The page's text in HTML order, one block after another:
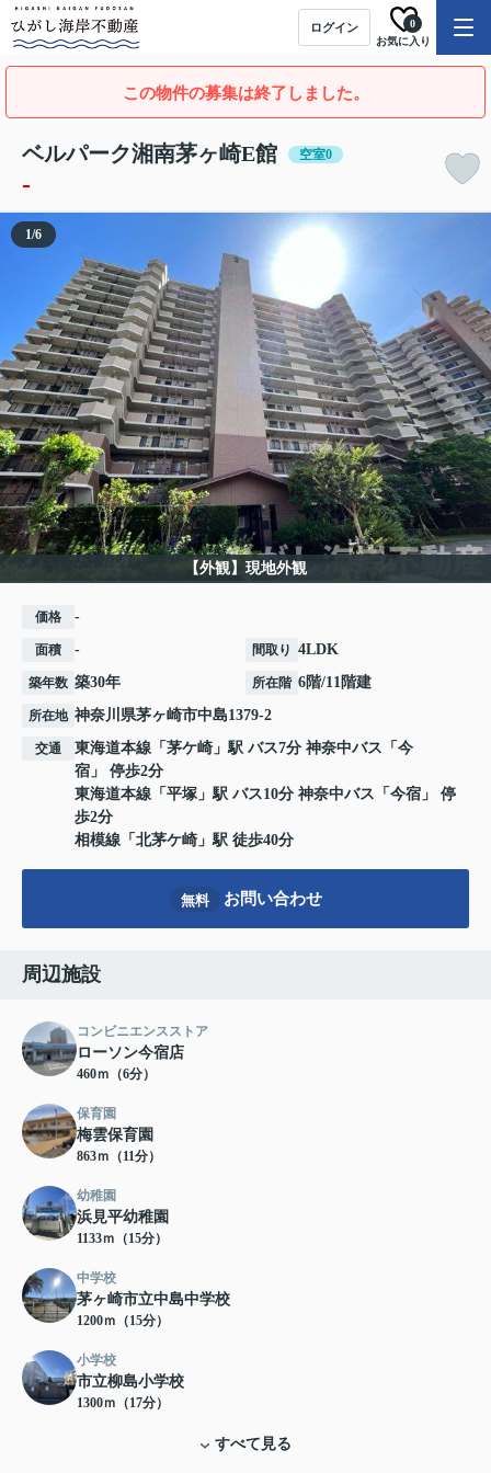
ログイン
お気に入り
0
この物件の募集は終了しました。
ベルパーク湘南茅ヶ崎E館 空室0
-
【外観】現地外観
1/6
価格 -
面積 - 間取り 4LDK
築年数 築30年 所在階 6階/11階建
所在地 神奈川県茅ヶ崎市中島1379-2
交通 東海道本線 「 茅ケ崎 」駅 バス7分 神奈中バス「今
宿」 停歩2分
東海道本線 「 平塚 」駅 バス10分 神奈中バス「今宿」 停
歩2分
相模線 「 北茅ケ崎 」駅 徒歩40分
無料 お問い合わせ
周辺施設
コンビニエンスストア
ローソン今宿店
460ｍ（6分）
保育園
梅雲保育園
863ｍ（11分）
幼稚園
浜見平幼稚園
1133ｍ（15分）
中学校
茅ヶ崎市立中島中学校
1200ｍ（15分）
小学校
市立柳島小学校
1300ｍ（17分）
すべて見る